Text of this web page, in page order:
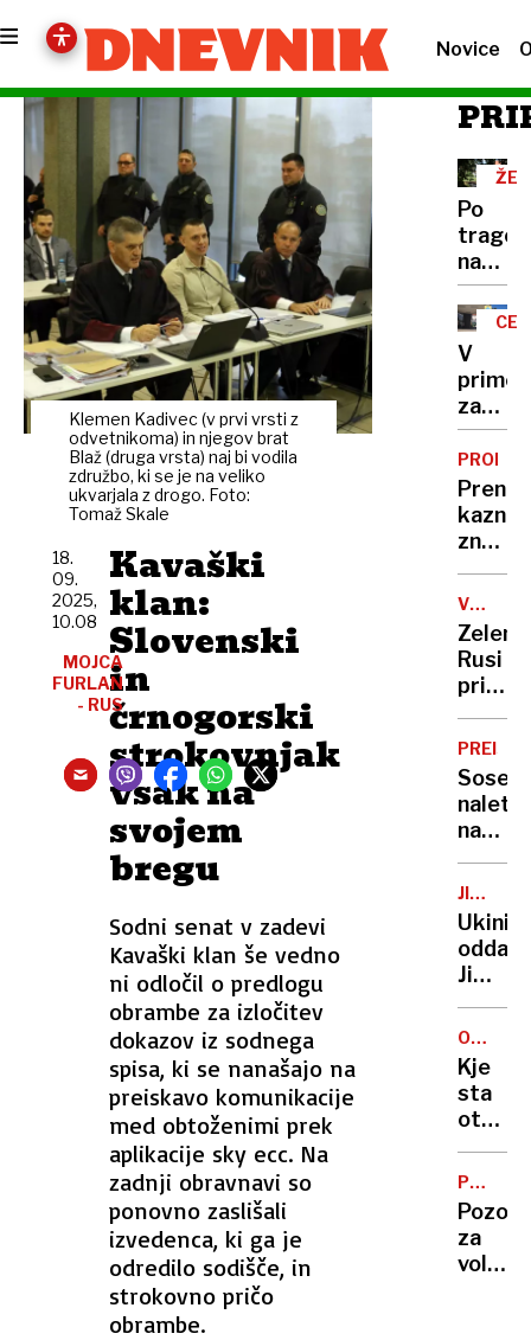
Novice
Klemen Kadivec (v prvi vrsti z
odvetnikoma) in njegov brat
Blaž (druga vrsta) naj bi vodila
združbo, ki se je na veliko
ukvarjala z drogo. Foto:
Tomaž Skale
Kavaški
klan:
Slovenski
in
črnogorski
strokovnjak
vsak na
svojem
bregu
Sodni senat v zadevi
Kavaški klan še vedno
ni odločil o predlogu
obrambe za izločitev
dokazov iz sodnega
spisa, ki se nanašajo na
preiskavo komunikacije
med obtoženimi prek
aplikacije sky ecc. Na
zadnji obravnavi so
ponovno zaslišali
izvedenca, ki ga je
odredilo sodišče, in
strokovno pričo
obrambe.
18.
09.
2025,
10.08
MOJCA
FURLAN
- RUS
Po
na
tirov
je
rutine
V
sestri
kazni
znotraj
EU:
na
vožnje
v
VOJNA
V
Rusi
dve
novi
Putin
želi
Sosed
naletel
na
mlako
krvi
in iz
rešil
fantka
JIMMY
KIMMEL
LIVE!
Ukinili
oddajo
krive
so
izjave
o
umoru
ODVZEM
OSEBE
Kje
sta
po
petih
letih
še
vedno
ni
za